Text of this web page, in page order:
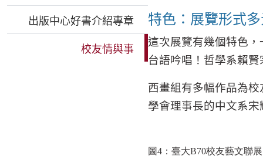
出版中心好書介紹專章
校友情與事
特色：展覽形式
這次展覽有幾個特色
台語吟唱！哲學系賴
西畫組有多幅作品為
學會理事長的中文系
圖4 ：臺大B70校友藝文聯